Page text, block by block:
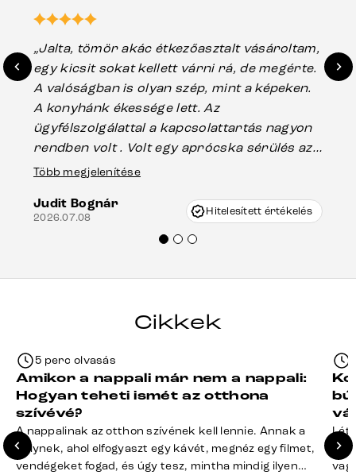
„Jalta, tömör akác étkezőasztalt vásároltam,
egy kicsit sokat kellett várni rá, de megérte.
A valóságban is olyan szép, mint a képeken.
A konyhánk ékessége lett. Az
ügyfélszolgálattal a kapcsolattartás nagyon
rendben volt . Volt egy aprócska sérülés az
asztal talpánál, ami szállításkor
nagyon korrekten jártak el az ügyemben.
Mindenkinek ajánlani tudom a Delife
Több megjelenítése
Judit Bognár
2026.07.08 Hitelesített értékelés
Cikkek
5 perc olvasás
Amikor a nappali már nem a nappali:
Hogyan teheti ismét az otthona
szívévé?
A nappalinak az otthon szívének kell lennie. Annak a
helynek, ahol elfogyaszt egy kávét, megnéz egy filmet,
vendégeket fogad, és úgy tesz, mintha mindig ilyen